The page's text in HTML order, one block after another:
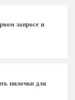
запросе и
пилочки для